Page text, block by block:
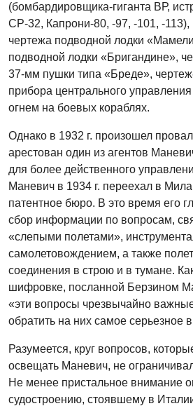
(бомбардировщика-гиганта ВР,
СР-32, Капрони-80, -97, -101, -113),
чертежа подводной лодки
подводной лодки «Бригандине»,
37-мм пушки типа «Бреде»,
прибора центрального
огнем на боевых кораблях.
Однако в 1932 г. произошел
арестован один из агентов
для более действенного
Маневич в 1934 г. переехал в
патентное бюро. В это время его
сбор информации по вопросам,
«слепыми полетами»,
самолетовождением, а также
соединения в строю и в тумане.
шифровке, посланной Берзином
«эти вопросы чрезвычайно
обратить на них самое серьезное
Разумеется, круг вопросов,
освещать Маневич, не
Не менее пристальное внимание
судостроению, стоявшему в